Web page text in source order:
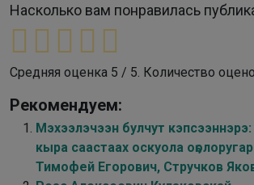
Насколько вам понравилась
Средняя оценка 5 / 5. Количество
Рекомендуем:
Мэхээлэчээн булчут
кыра саастаах оскуола
Тимофей Егорович, Стручков